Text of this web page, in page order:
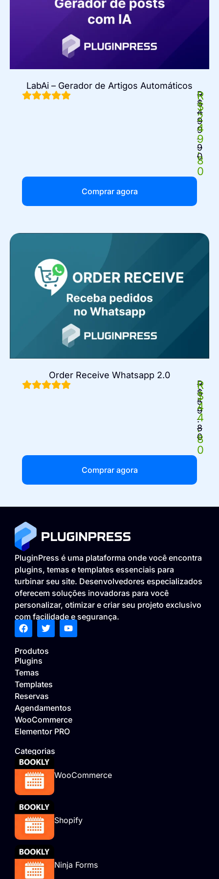
LabAi – Gerador de Artigos Automáticos
R
$
4
9
9
.
9
0
R
$
2
4
9
.
8
0
Comprar agora
Order Receive Whatsapp 2.0
R
$
5
9
.
8
0
R
$
4
4
.
8
0
Comprar agora
PluginPress é uma plataforma onde você encontra
plugins, temas e templates essenciais para
turbinar seu site. Desenvolvedores especializados
oferecem soluções inovadoras para você
personalizar, otimizar e criar seu projeto exclusivo
com facilidade e segurança.
Produtos
Plugins
Temas
Templates
Reservas
Agendamentos
WooCommerce
Elementor PRO
Categorias
WooCommerce
Shopify
Ninja Forms